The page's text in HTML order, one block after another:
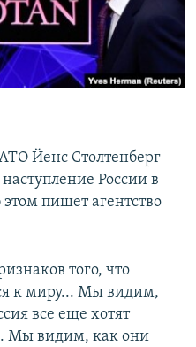
Йенс Столтенберг
России в
пишет агентство
того, что
к миру... Мы видим,
все еще хотят
Мы видим, как они